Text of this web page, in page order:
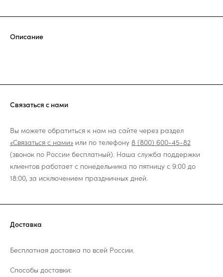
Описание
Связаться с нами
Вы можете обратиться к нам на сайте через раздел
«Связаться с нами» или по телефону 8 (800) 600-45-82
(звонок по России бесплатный). Наша служба поддержки
клиентов работает с понедельника по пятницу с 9:00 до
18:00, за исключением праздничных дней.
Доставка
Бесплатная доставка по всей России.
Способы доставки: